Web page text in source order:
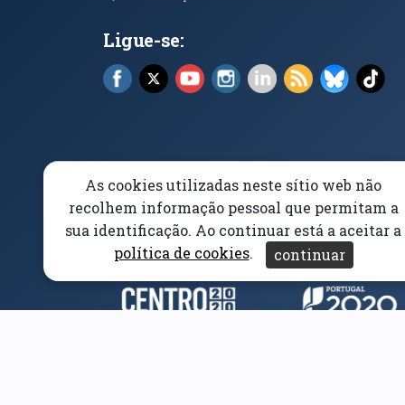
Ligue-se:
Facebook (abre em nova janela)
X (abre em nova janela)
YouTube (abre em nova janela)
Instagram (abre em nova
LinkedIn (abre em
RSS (abre em
Bluesky
Elogios, Sugestões e Reclamações Livro Amarelo
Acessibilidade Aviso/Privacidade Proteção
Parceiros e(abre em nova janela)
As cookies utilizadas neste sítio web não
recolhem informação pessoal que permitam a
sua identificação. Ao continuar está a aceitar a
política de cookies. continuar